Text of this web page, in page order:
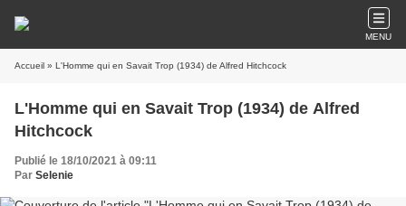
MENU
Accueil » L'Homme qui en Savait Trop (1934) de Alfred Hitchcock
L'Homme qui en Savait Trop (1934) de Alfred
Hitchcock
Publié le 18/10/2021 à 09:11
Par Selenie